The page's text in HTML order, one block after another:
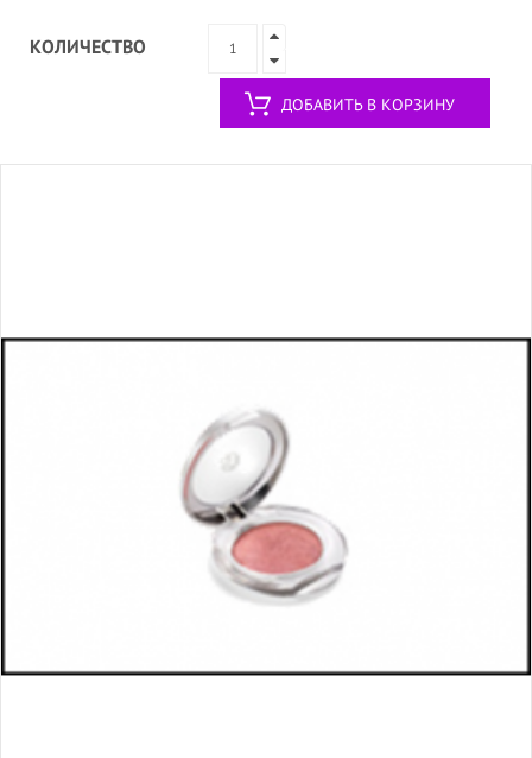
КОЛИЧЕСТВО
ДОБАВИТЬ В КОРЗИНУ